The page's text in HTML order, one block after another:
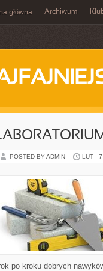
główna Archiwum
POSTED BY ADMIN LUT -
po kroku dobrych